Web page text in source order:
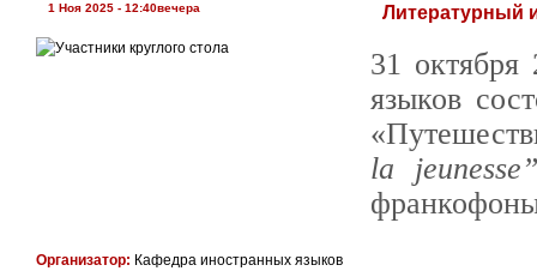
1 Ноя 2025 - 12:40вечера Литературный
31
языков
la
jeunesse”
Организатор: Кафедра иностранных языков